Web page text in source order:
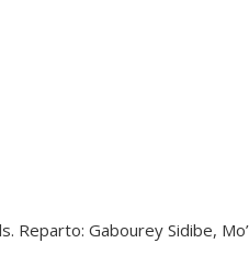
Reparto: Gabourey Sidibe,